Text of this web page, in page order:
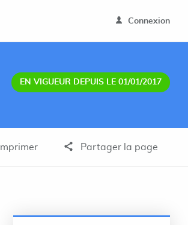
Connexion
EN VIGUEUR DEPUIS LE 01/01/2017
Imprimer Partager la page